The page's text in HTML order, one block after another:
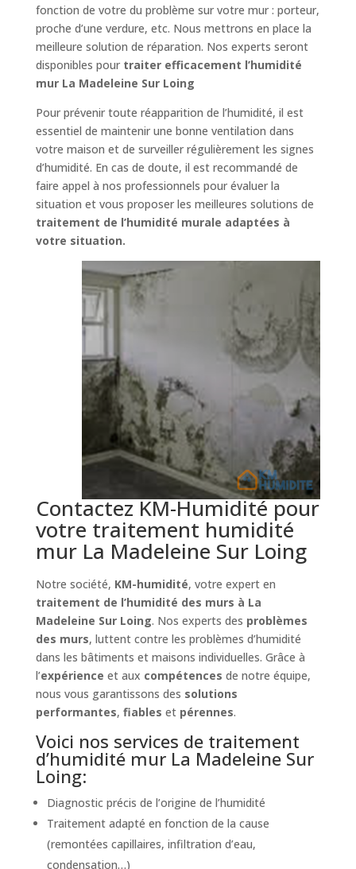
fonction de votre du problème sur votre mur : porteur,
proche d’une verdure, etc. Nous mettrons en place la
meilleure solution de réparation. Nos experts seront
disponibles pour traiter efficacement l’humidité
mur La Madeleine Sur Loing
Pour prévenir toute réapparition de l’humidité, il est
essentiel de maintenir une bonne ventilation dans
votre maison et de surveiller régulièrement les signes
d’humidité. En cas de doute, il est recommandé de
faire appel à nos professionnels pour évaluer la
situation et vous proposer les meilleures solutions de
traitement de l’humidité murale adaptées à
votre situation.
Contactez KM-Humidité pour
votre traitement humidité
mur La Madeleine Sur Loing
Notre société, KM-humidité, votre expert en
traitement de l’humidité des murs à La
Madeleine Sur Loing. Nos experts des problèmes
des murs, luttent contre les problèmes d’humidité
dans les bâtiments et maisons individuelles. Grâce à
l’expérience et aux compétences de notre équipe,
nous vous garantissons des solutions
performantes, fiables et pérennes.
Voici nos services de traitement
d’humidité mur La Madeleine Sur
Loing:
Diagnostic précis de l’origine de l’humidité
Traitement adapté en fonction de la cause
(remontées capillaires, infiltration d’eau,
condensation…)